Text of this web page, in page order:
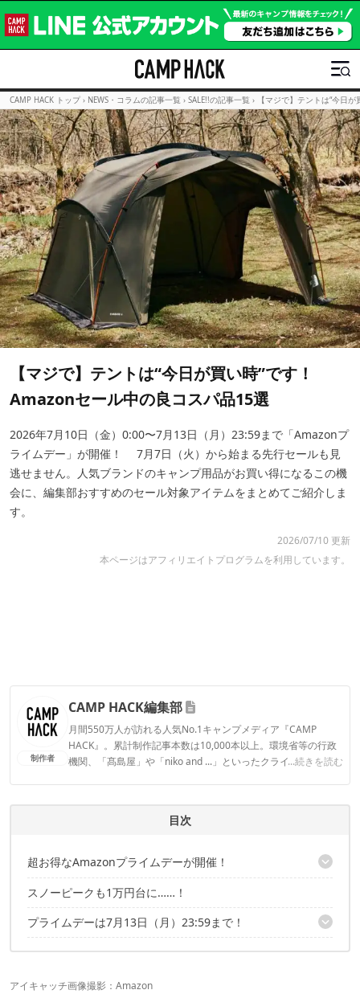
CAMP HACK トップ › NEWS・コラムの記事一覧 › SALE!!の記事一覧 › 【マジで】テントは“今日
【マジで】テントは“今日が買い時”です！
Amazonセール中の良コスパ品15選
2026年7月10日（金）0:00〜7月13日（月）23:59まで「Amazonプ
ライムデー」が開催！ 7月7日（火）から始まる先行セールも見
逃せません。人気ブランドのキャンプ用品がお買い得になるこの機
会に、編集部おすすめのセール対象アイテムをまとめてご紹介しま
す。
2026/07/10 更新
本ページはアフィリエイトプログラムを利用しています。
制作者
CAMP HACK編集部
月間550万人が訪れる人気No.1キャンプメディア『CAMP
HACK』。累計制作記事本数は10,000本以上。環境省等の行政
機関、「髙島屋」や「niko and ...」といったクライアントとの
...続きを読む
CAMP HACK編集部のプロフィール
目次
超お得なAmazonプライムデーが開催！
セール品はこちらの記事でも紹介中！
スノーピークも1万円台に……！
プライムデーは7月13日（月）23:59まで！
アイキャッチ画像撮影：Amazon